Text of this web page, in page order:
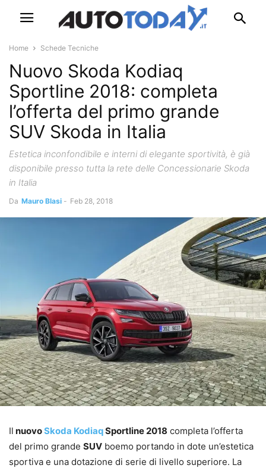
Home Schede Tecniche
Nuovo Skoda Kodiaq
Sportline 2018: completa
l’offerta del primo grande
SUV Skoda in Italia
Estetica inconfondibile e interni di elegante sportività, è già
disponibile presso tutta la rete delle Concessionarie Skoda
in Italia
Da Mauro Blasi - Feb 28, 2018
Il nuovoSkoda KodiaqSportline 2018 completa l’offerta
del primo grande SUV boemo portando in dote un’estetica
sportiva e una dotazione di serie di livello superiore. La